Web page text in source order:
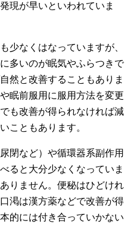
現が早いといわれていま
少なくはなっていますが、
多いのが眠気やふらつきで
然と改善することもありま
眠前服用に服用方法を変更
も改善が得られなければ減
こともあります。
閉など）や循環器系副作用
ると大分少なくなっていま
りません。便秘はひどけれ
渇は漢方薬などで改善が得
的には付き合っていかない